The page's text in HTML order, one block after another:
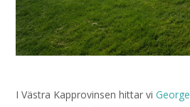
I Västra Kapprovinsen hittar vi George